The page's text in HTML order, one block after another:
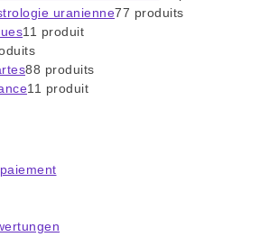
uranienne77 produits
1 1 produit
88 produits
1 1 produit